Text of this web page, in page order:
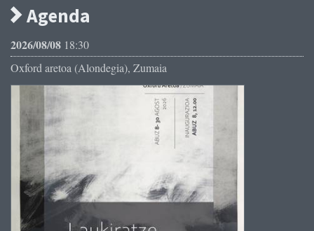
Agenda
2026/08/08 18:30
Oxford aretoa (Alondegia), Zumaia